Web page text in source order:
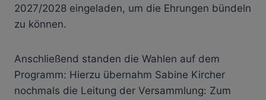
2027/2028 eingeladen, um die Ehrungen bündeln
zu können.
Anschließend standen die Wahlen auf dem
Programm: Hierzu übernahm Sabine Kircher
nochmals die Leitung der Versammlung: Zum